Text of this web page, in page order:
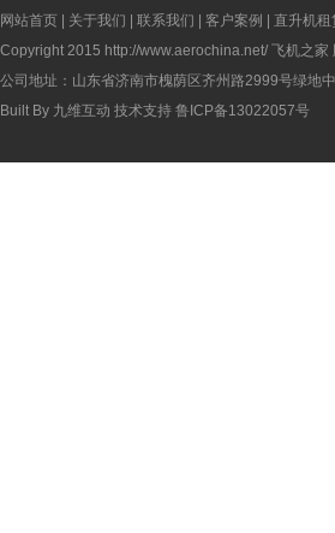
网站首页 | 关于我们 | 联系我们 | 客户案例 | 直升机租
Copyright 2015 http://www.aerochina.net/ 飞机之家
公司地址：山东省济南市槐荫区齐州路2999号绿地
Built By 九维互动 技术支持 鲁ICP备13022057号